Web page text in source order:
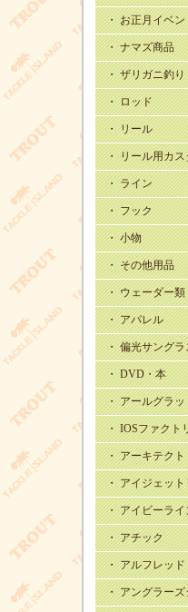
・ お正月イベン
・ ナマズ商品
・ ザリガニ釣り
・ ロッド
・ リール
・ リール用カ
・ ライン
・ フック
・ 小物
・ その他用品
・ ウェーダー類
・ アパレル
・ 偏光サングラ
・ DVD・本
・ アールグラッ
・ IOSファクト
・ アーキテクト
・ アイジェット
・ アイビーライ
・ アチック
・ アルフレッド
・ アングラー